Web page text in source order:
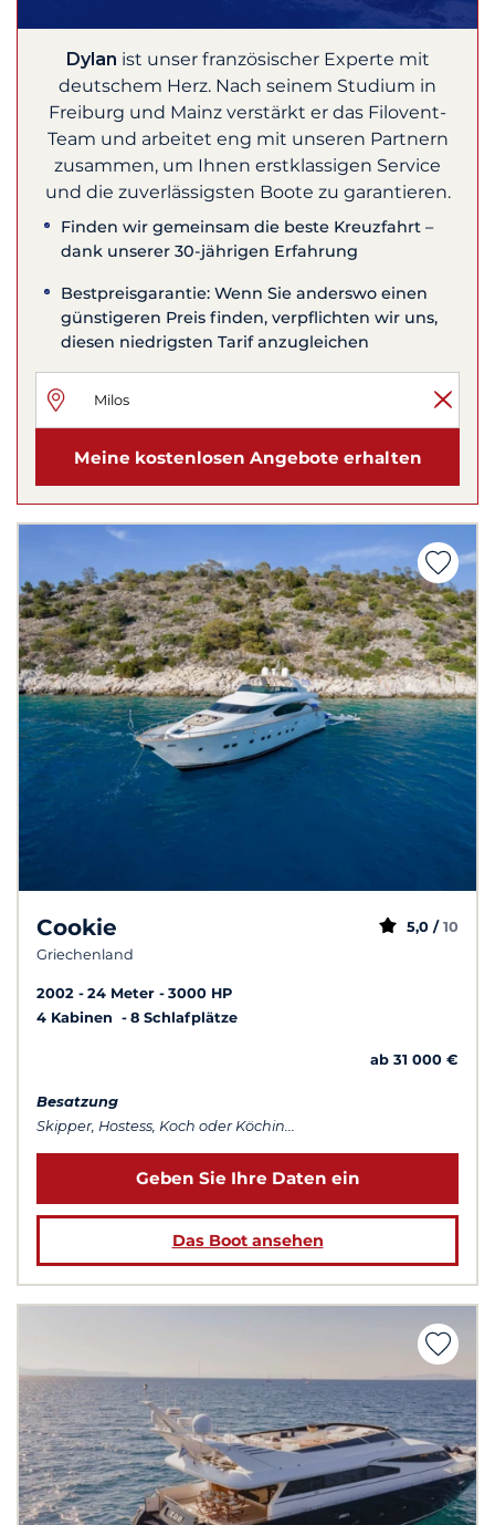
Dylan ist unser französischer Experte mit
deutschem Herz. Nach seinem Studium in
Freiburg und Mainz verstärkt er das Filovent-
Team und arbeitet eng mit unseren Partnern
zusammen, um Ihnen erstklassigen Service
und die zuverlässigsten Boote zu garantieren.
Finden wir gemeinsam die beste Kreuzfahrt –
dank unserer 30-jährigen Erfahrung
Bestpreisgarantie: Wenn Sie anderswo einen
günstigeren Preis finden, verpflichten wir uns,
diesen niedrigsten Tarif anzugleichen
Meine kostenlosen Angebote erhalten
Cookie
Griechenland
5,0 / 10
2002 24 Meter
3000 HP
4 Kabinen
8 Schlafplätze
ab 31 000 €
Besatzung
Skipper, Hostess, Koch oder Köchin...
Geben Sie Ihre Daten ein
Das Boot ansehen